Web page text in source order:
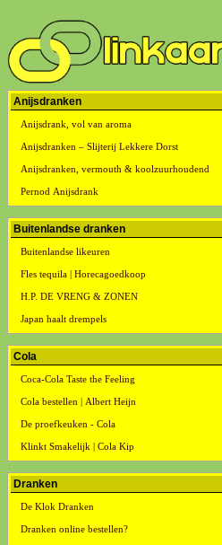
Anijsdranken
Anijsdrank, vol van aroma
Anijsdranken – Slijterij Lekkere Dorst
Anijsdranken, vermouth & koolzuurhoudend
Pernod Anijsdrank
Buitenlandse dranken
Buitenlandse likeuren
Fles tequila | Horecagoedkoop
H.P. DE VRENG & ZONEN
Japan haalt drempels
Cola
Coca-Cola Taste the Feeling
Cola bestellen | Albert Heijn
De proefkeuken - Cola
Klinkt Smakelijk | Cola Kip
Dranken
De Klok Dranken
Dranken online bestellen?